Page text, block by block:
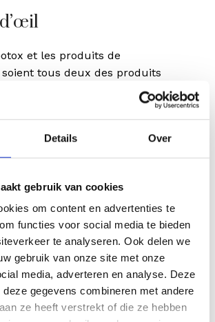
Details Over
gebruik van cookies
om content en advertenties te
functies voor social media te bieden
te analyseren. Ook delen we
gebruik van onze site met onze
media, adverteren en analyse. Deze
deze gegevens combineren met andere
ze heeft verstrekt of die ze hebben
et les produits de
tous deux des produits
injectables, ils agissent de manière
et sont utilisés à des fins
trouverez ci-dessous un
différences :
Botox
Relaxation musculaire
Réduire les rides liées
aux muscles